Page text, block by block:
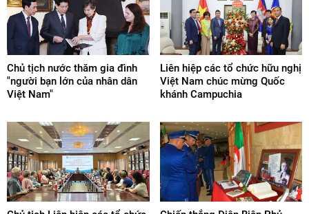
Chủ tịch nước thăm gia đình
"người bạn lớn của nhân dân
Việt Nam"
Liên hiệp các tổ chức hữu nghị
Việt Nam chúc mừng Quốc
khánh Campuchia